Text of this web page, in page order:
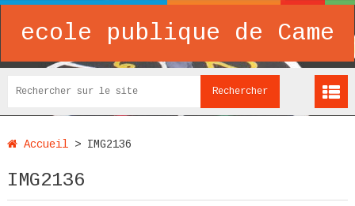
ecole publique de Came
Accueil> IMG2136
IMG2136